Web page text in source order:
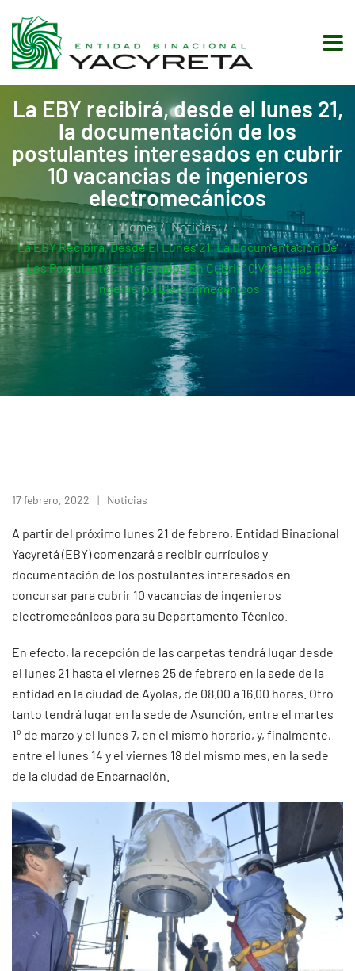
La EBY recibirá, desde el lunes 21,
la documentación de los
postulantes interesados en cubrir
10 vacancias de ingenieros
electromecánicos
Home
Noticias
La EBY Recibirá, Desde El Lunes 21, La Documentación De
Los Postulantes Interesados En Cubrir 10 Vacancias De
Ingenieros Electromecánicos
17 febrero, 2022 Noticias
A partir del próximo lunes 21 de febrero, Entidad Binacional
Yacyretá (EBY) comenzará a recibir currículos y
documentación de los postulantes interesados en
concursar para cubrir 10 vacancias de ingenieros
electromecánicos para su Departamento Técnico.
En efecto, la recepción de las carpetas tendrá lugar desde
el lunes 21 hasta el viernes 25 de febrero en la sede de la
entidad en la ciudad de Ayolas, de 08.00 a 16.00 horas. Otro
tanto tendrá lugar en la sede de Asunción, entre el martes
1º de marzo y el lunes 7, en el mismo horario, y, finalmente,
entre el lunes 14 y el viernes 18 del mismo mes, en la sede
de la ciudad de Encarnación.